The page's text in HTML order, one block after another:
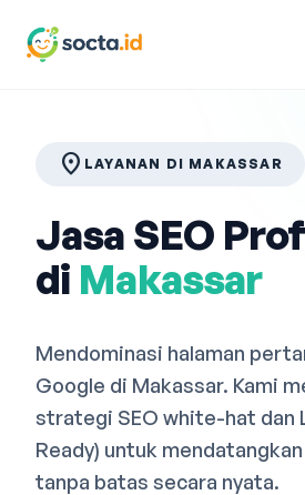
location_on LAYANAN DI MAKASSAR
Jasa SEO
di Makassar
Mendominasi halaman
Google di Makassar. Kami
strategi SEO white-hat dan
Ready) untuk
tanpa batas secara nyata.